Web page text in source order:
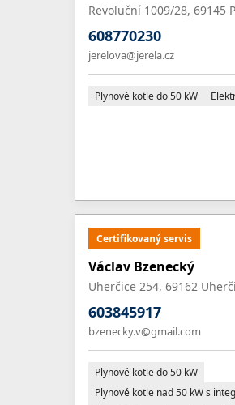
Revoluční 1009/28, 69145
608770230
jerelova@jerela.cz
Plynové kotle do 50 kW
Certifikovaný servis
Václav Bzenecký
Uherčice 254, 69162
603845917
bzenecky.v@gmail.com
Plynové kotle do 50 kW
Plynové kotle nad 50 kW s